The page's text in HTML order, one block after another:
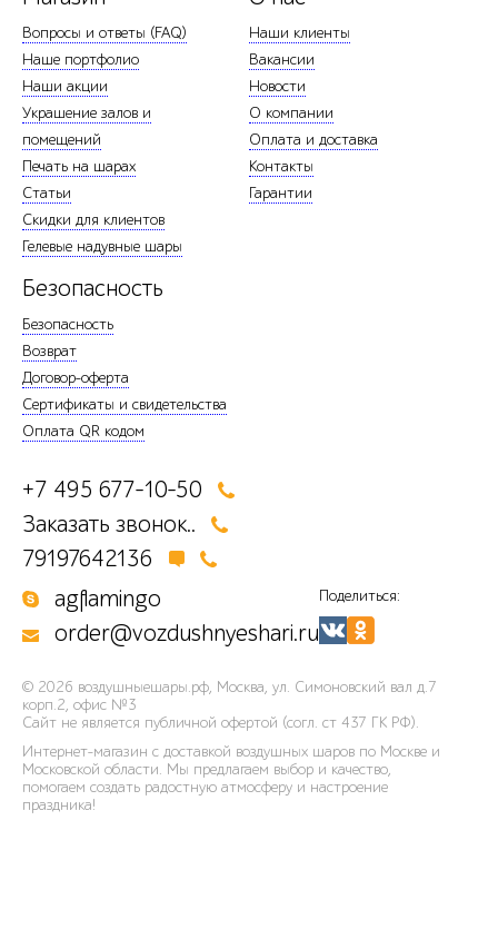
Вопросы и ответы (FAQ)
Наше портфолио
Наши акции
Украшение залов и
помещений
Печать на шарах
Статьи
Скидки для клиентов
Гелевые надувные шары
Наши клиенты
Вакансии
Новости
О компании
Оплата и доставка
Контакты
Гарантии
Безопасность
Безопасность
Возврат
Договор-оферта
Сертификаты и свидетельства
Оплата QR кодом
+7 495 677-10-50
Заказать звонок..
79197642136
agflamingo
order@vozdushnyeshari.ru
Поделиться:
© 2026 воздушныешары.рф, Москва, ул. Симоновский вал д.7
корп.2, офис №3
Сайт не является публичной офертой (согл. ст 437 ГК РФ).
Интернет-магазин с доставкой воздушных шаров по Москве и
Московской области. Мы предлагаем выбор и качество,
помогаем создать радостную атмосферу и настроение
праздника!